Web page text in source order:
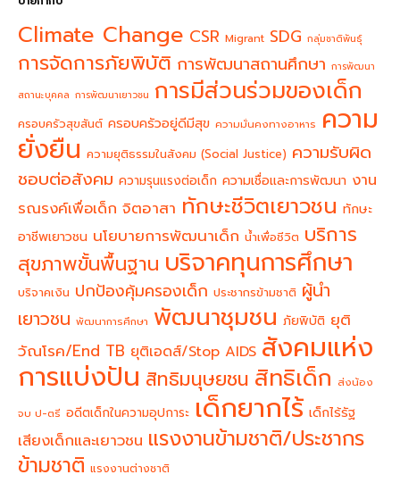
Climate Change CSR Migrant SDG กลุ่มชาติพันธุ์
การจัดการภัยพิบัติ การพัฒนาสถานศึกษา การพัฒนา
สถานะบุคคล การพัฒนาเยาวชน การมีส่วนร่วมของเด็ก
ครอบครัวสุขสันต์ ครอบครัวอยู่ดีมีสุข ความมั่นคงทางอาหาร ความ
ยั่งยืน ความยุติธรรมในสังคม (Social Justice) ความรับผิด
ชอบต่อสังคม ความรุนแรงต่อเด็ก ความเชื่อและการพัฒนา งาน
รณรงค์เพื่อเด็ก จิตอาสา ทักษะชีวิตเยาวชน ทักษะ
อาชีพเยาวชน นโยบายการพัฒนาเด็ก น้ำเพื่อชีวิต บริการ
สุขภาพขั้นพื้นฐาน บริจาคทุนการศึกษา
บริจาคเงิน ปกป้องคุ้มครองเด็ก ประชากรข้ามชาติ ผู้นำ
เยาวชน พัฒนาการศึกษา พัฒนาชุมชน ภัยพิบัติ ยุติ
วัณโรค/End TB ยุติเอดส์/Stop AIDS สังคมแห่ง
การแบ่งปัน สิทธิมนุษยชน สิทธิเด็ก ส่งน้อง
จบ ป-ตรี อดีตเด็กในความอุปการะ เด็กยากไร้ เด็กไร้รัฐ
เสียงเด็กและเยาวชน แรงงานข้ามชาติ/ประชากร
ข้ามชาติ แรงงานต่างชาติ